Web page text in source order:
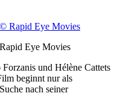
Eye Movies
und Hélène Cattets
beginnt nur als
nach seiner